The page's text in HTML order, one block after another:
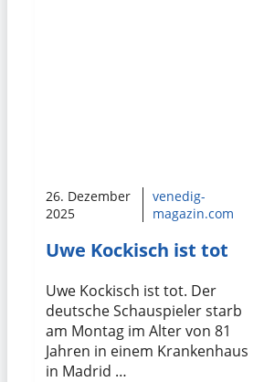
26. Dezember
2025
venedig-
magazin.com
Uwe Kockisch ist tot
Uwe Kockisch ist tot. Der
deutsche Schauspieler starb
am Montag im Alter von 81
Jahren in einem Krankenhaus
in Madrid …